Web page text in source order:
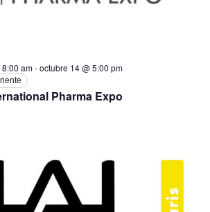
Pharma Expo
am-octubre 14 @ 5:00 pm